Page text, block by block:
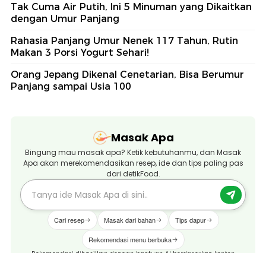
Tak Cuma Air Putih, Ini 5 Minuman yang Dikaitkan
dengan Umur Panjang
Rahasia Panjang Umur Nenek 117 Tahun, Rutin
Makan 3 Porsi Yogurt Sehari!
Orang Jepang Dikenal Cenetarian, Bisa Berumur
Panjang sampai Usia 100
Masak Apa
Bingung mau masak apa? Ketik kebutuhanmu, dan Masak
Apa akan merekomendasikan resep, ide dan tips paling pas
dari detikFood.
Cari resep Masak dari bahan Tips dapur
Rekomendasi menu berbuka